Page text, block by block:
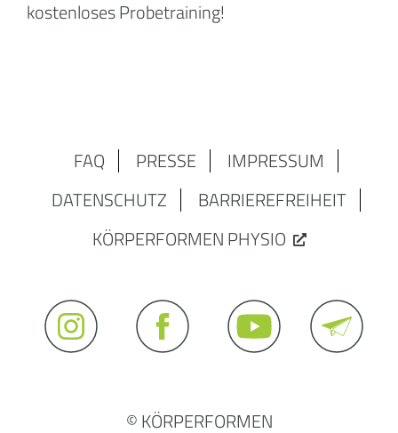
kostenloses Probetraining!
FAQ PRESSE
IMPRESSUM
DATENSCHUTZ
BARRIEREFREIHEIT
KÖRPERFORMEN PHYSIO
© KÖRPERFORMEN